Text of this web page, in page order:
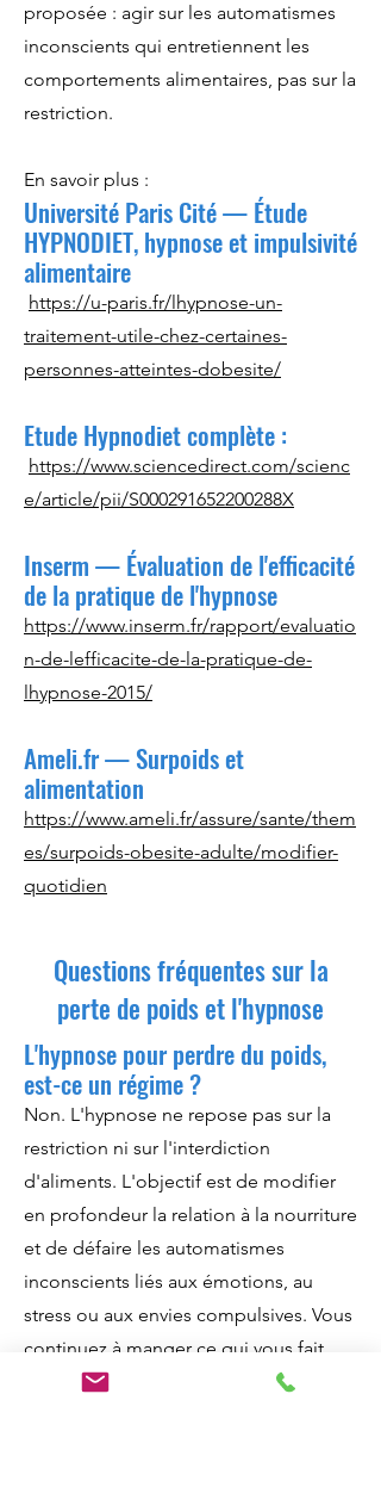
proposée : agir sur les automatismes
inconscients qui entretiennent les
comportements alimentaires, pas sur la
restriction.
En savoir plus :
Université Paris Cité — Étude
HYPNODIET, hypnose et impulsivité
alimentaire
https://u-paris.fr/lhypnose-un-
traitement-utile-chez-certaines-
personnes-atteintes-dobesite/
Etude Hypnodiet complète :
https://www.sciencedirect.com/scienc
e/article/pii/S000291652200288X
Inserm — Évaluation de l'efficacité
de la pratique de l'hypnose
https://www.inserm.fr/rapport/evaluatio
n-de-lefficacite-de-la-pratique-de-
lhypnose-2015/
Ameli.fr — Surpoids et
alimentation
https://www.ameli.fr/assure/sante/them
es/surpoids-obesite-adulte/modifier-
quotidien
Questions fréquentes sur la
perte de poids et l'hypnose
L'hypnose pour perdre du poids,
est-ce un régime ?
Non. L'hypnose ne repose pas sur la
restriction ni sur l'interdiction
d'aliments. L'objectif est de modifier
en profondeur la relation à la nourriture
et de défaire les automatismes
inconscients liés aux émotions, au
stress ou aux envies compulsives. Vous
continuez à manger ce qui vous fait
plaisir, mais sans être commandé(e) par